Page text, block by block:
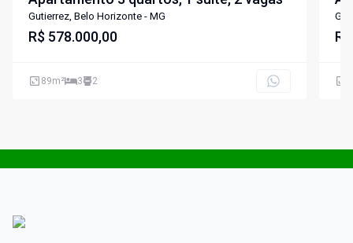
Gutierrez, Belo Horizonte - MG
R$ 578.000,00
89m² 3 2